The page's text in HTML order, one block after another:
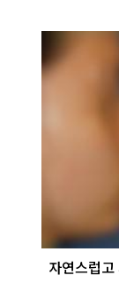
자연스럽